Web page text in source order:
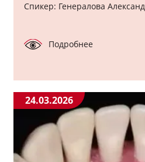
Спикер: Генералова
Подробнее
24.03.2026